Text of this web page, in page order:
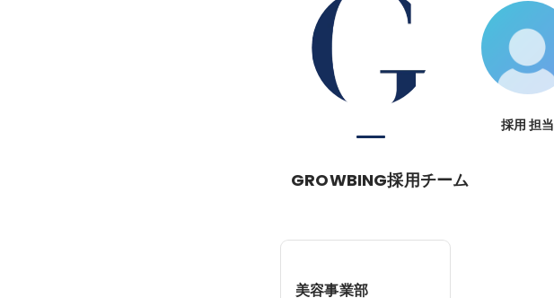
採用 担当
GROWBING採用チーム
美容事業部